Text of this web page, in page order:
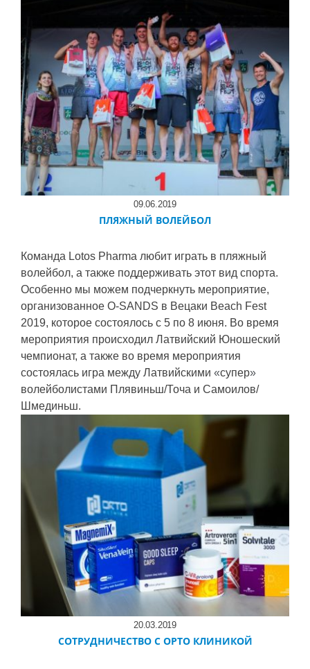
09.06.2019
ПЛЯЖНЫЙ ВОЛЕЙБОЛ
Команда Lotos Pharma любит играть в пляжный
волейбол, а также поддерживать этот вид спорта.
Особенно мы можем подчеркнуть мероприятие,
организованное O-SANDS в Вецаки Beach Fest
2019, которое состоялось с 5 по 8 июня. Во время
мероприятия происходил Латвийский Юношеский
чемпионат, а также во время мероприятия
состоялась игра между Латвийскими «супер»
волейболистами Плявиньш/Точа и Самоилов/
Шмединьш.
20.03.2019
СОТРУДНИЧЕСТВО С ОРТО КЛИНИКОЙ